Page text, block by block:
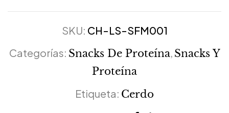
SKU: CH-LS-SFM001
Categorías: Snacks De Proteína Snacks Y
Proteína
Etiqueta: Cerdo